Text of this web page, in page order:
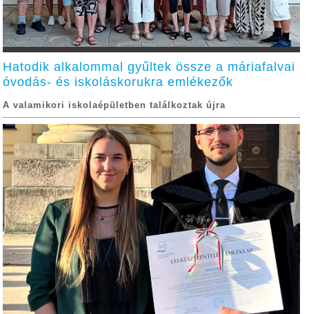
Hatodik alkalommal gyűltek össze a máriafalvai
óvodás- és iskoláskorukra emlékezők
A valamikori iskolaépületben találkoztak újra